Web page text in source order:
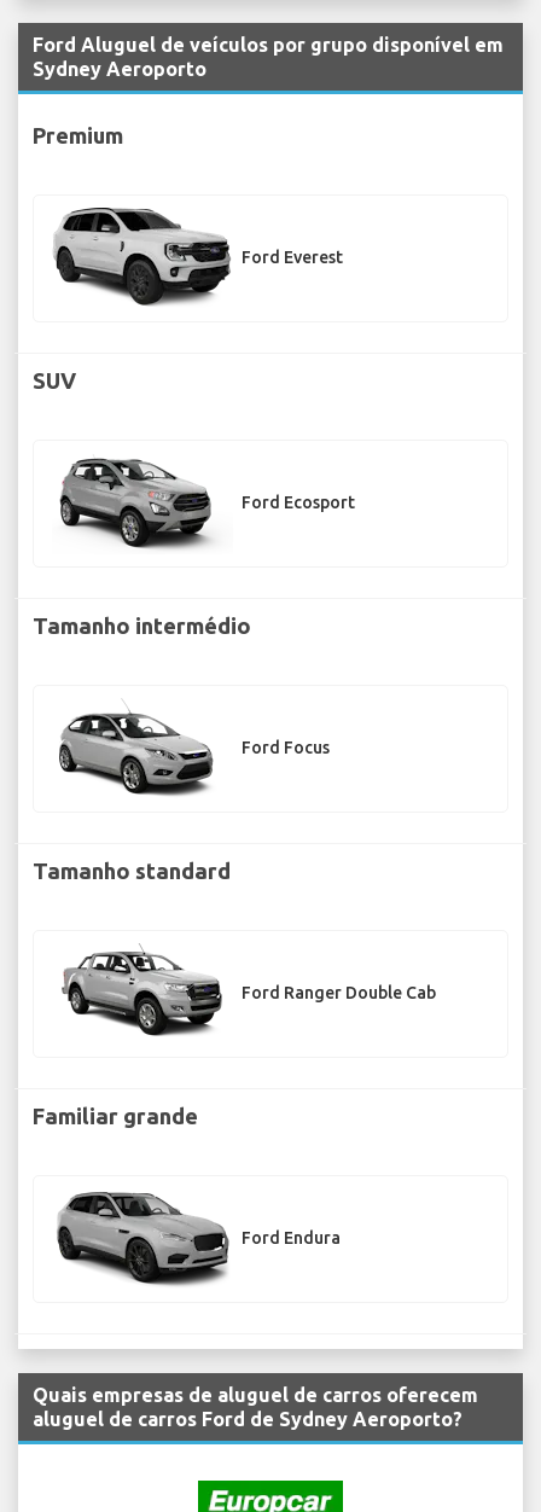
Ford Aluguel de veículos por grupo disponível em
Sydney Aeroporto
Premium
Ford Everest
SUV
Ford Ecosport
Tamanho intermédio
Ford Focus
Tamanho standard
Ford Ranger Double Cab
Familiar grande
Ford Endura
Quais empresas de aluguel de carros oferecem
aluguel de carros Ford de Sydney Aeroporto?